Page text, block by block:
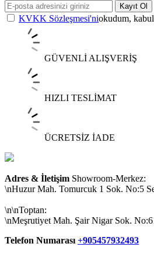
Kayıt Ol
KVKK Sözleşmesi'niokudum,
GÜVENLİ ALIŞVERİŞ
HIZLI TESLİMAT
ÜCRETSİZ İADE
Adres & İletişim Showroom-Merkez:
\nHuzur Mah. Tomurcuk 1 Sok. No:5
\n\nToptan:
\nMeşrutiyet Mah. Şair Nigar Sok.
Telefon Numarası +905457932493